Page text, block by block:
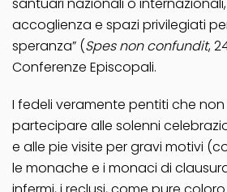
accoglienza e spazi privilegiati
speranza” (Spes non confundit,
Conferenze Episcopali.
I fedeli veramente pentiti che
partecipare alle solenni
e alle pie visite per gravi motivi
le monache e i monaci di